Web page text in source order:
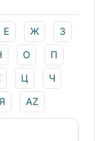
Е Ж
З
О
П
Ц
Ч
Я AZ